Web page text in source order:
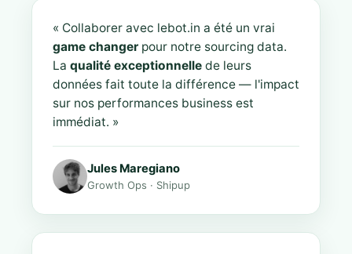
« Collaborer avec lebot.in a été un vrai
game changer pour notre sourcing data.
La qualité exceptionnelle de leurs
données fait toute la différence — l'impact
sur nos performances business est
immédiat. »
Jules Maregiano
Growth Ops · Shipup